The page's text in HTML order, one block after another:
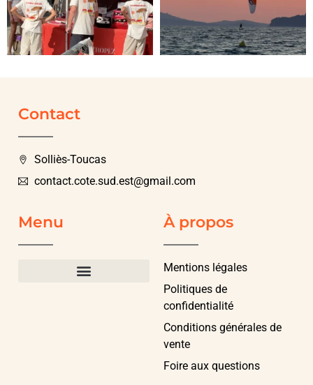
Contact
Solliès-Toucas
contact.cote.sud.est@gmail.com
Menu À propos
Mentions légales
Politiques de
confidentialité
Conditions générales de
vente
Foire aux questions